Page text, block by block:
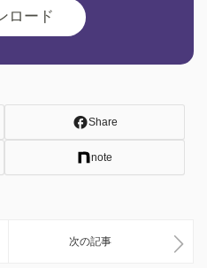
ロード
Share
note
次の記事